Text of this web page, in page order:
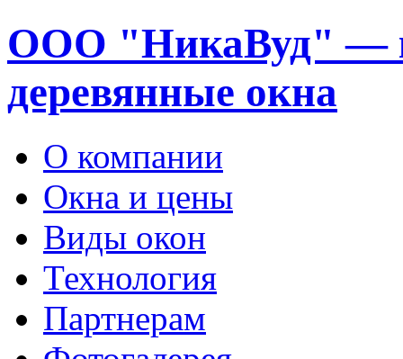
ООО "НикаВуд" —
деревянные окна
О компании
Окна и цены
Виды окон
Технология
Партнерам